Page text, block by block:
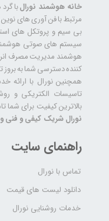
راهنمای سایت
تماس با نورال
دانلود لیست های قیمت
خدمات روشنایی نورال
خانه هوشمند نورالبا
مرتبط با فن آوری های
بی سیم و پروتکل های
سیستم های صوتی
هوشمند مدیریت مصرف
کننده دسترسی شما به
تاسیسات الکتریکی و
بالاترین کیفیت برای شما
نورال شریک کیفی و فنی